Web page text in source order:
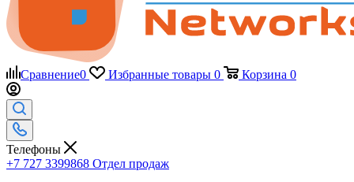
Сравнение0 Избранные товары 0 Корзина 0
Телефоны
+7 727 3399868 Отдел продаж